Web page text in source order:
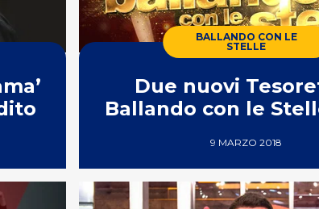
BALLANDO CON LE
STELLE
Due nuovi
Ballando con le
9 MARZO 2018